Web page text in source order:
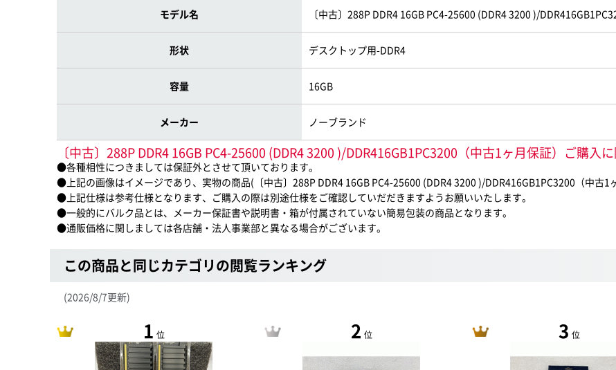
モデル名 〔中古〕288P DDR4 16GB PC4-25600 (DDR4 3200 )/
形状 デスクトップ用-DDR4
容量 16GB
メーカー ノーブランド
〔中古〕288P DDR4 16GB PC4-25600 (DDR4 3200 )/DDR416GB1PC3200（中古1ヶ月保証）ご購入
●各種相性につきましては保証外とさせて頂いております。
●上記の画像はイメージであり、実物の商品(〔中古〕288P DDR4 16GB PC4-25600 (DDR4 3200 )/DDR416GB1PC3200（中古1
●上記仕様は参考仕様となります、ご購入の際は別途仕様をご確認していだだきますようお願いいたします。
●一般的にバルク品とは、メーカー保証書や説明書・箱が付属されていない簡易包装の商品となります。
●通販価格に関しましては各店舗・法人事業部と異なる場合がございます。
この商品と同じカテゴリの閲覧ランキング
(2026/8/7更新)
1 位 2 位 3 位